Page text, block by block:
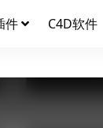
件 C4D软件